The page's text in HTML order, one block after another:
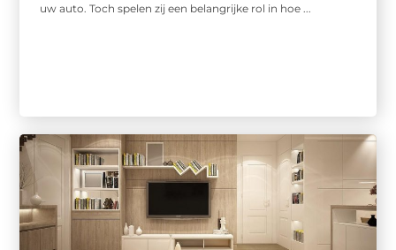
uw auto. Toch spelen zij een belangrijke rol in hoe ...